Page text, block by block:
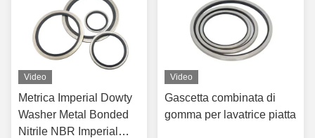
Video
Metrica Imperial Dowty
Washer Metal Bonded
Nitrile NBR Imperial
Video
Gascetta combinata di
gomma per lavatrice piatta